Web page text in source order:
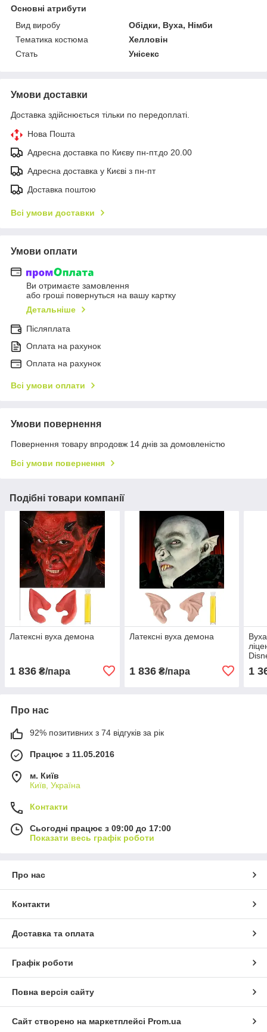
Основні атрибути
Вид виробу
Обідки, Вуха, Німби
Тематика костюма
Хелловін
Стать
Унісекс
Умови доставки
Доставка здійснюється тільки по передоплаті.
Нова Пошта
Адресна доставка по Києву пн-пт.до 20.00
Адресна доставка у Києві з пн-пт
Доставка поштою
Всі умови доставки
Умови оплати
Ви отримаєте замовлення
або гроші повернуться на вашу картку
Детальніше
Післяплата
Оплата на рахунок
Оплата на рахунок
Всі умови оплати
Умови повернення
Повернення товару впродовж 14 днів за домовленістю
Всі умови повернення
Подібні товари компанії
Латексні вуха демона
1 836 ₴/пара
Латексні вуха демона
1 836₴/пара 1
Про нас
92% позитивних з 74 відгуків за рік
Працює з 11.05.2016
м. Київ
Київ, Україна
Контакти
Сьогодні працює з 09:00 до 17:00
Показати весь графік роботи
Про нас
Контакти
Доставка та оплата
Графік роботи
Повна версія сайту
Сайт створено на маркетплейсі Prom.ua